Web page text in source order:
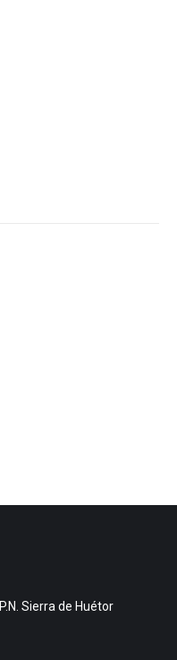
Sierra de Huétor